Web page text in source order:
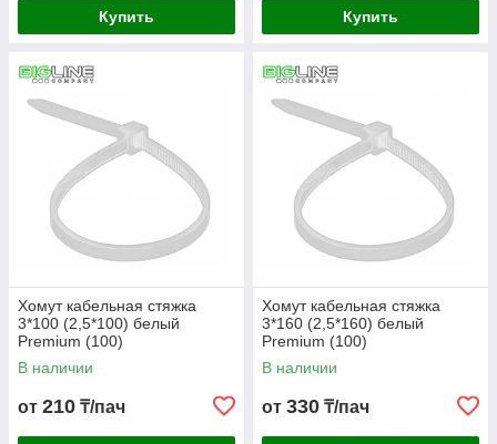
Купить Купить
Хомут кабельная стяжка
3*100 (2,5*100) белый
Premium (100)
В наличии
от 210 ₸/пач
Хомут кабельная стяжка
3*160 (2,5*160) белый
Premium (100)
В наличии
от 330 ₸/пач